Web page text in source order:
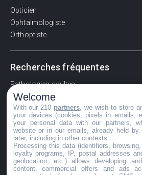
Opticien
Ophtalmologiste
Orthoptiste
Recherches fréquentes
Pathologies adultes
Signes d'une urgence ophtalmologique
La vision
Acuité visuelle
Myosis / mydriase
Œdème oculaire
Welcome
With our 210 partners , we wish to store
your devices (cookies, pixels in emails,
your personal data with our partners,
website or in our emails, already held
later, including in other contexts.
Processing this data (identifiers,
loyalty programs, IP, postal addresses
geolocation, etc.) allows developing
content, commercial offers and ads